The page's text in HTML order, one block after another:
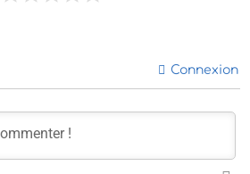
Connexion